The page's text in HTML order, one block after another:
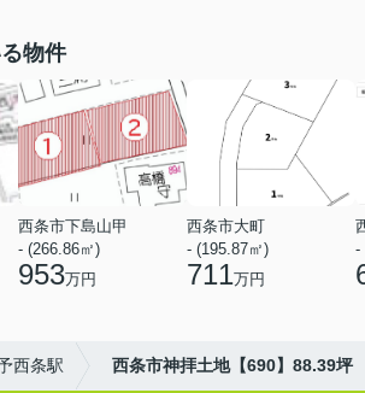
物件
西条市下島山甲
- (266.86㎡)
953万円
西条市大町
- (195.87㎡)
711万円
-
西条駅 西条市神拝土地【690】88.39坪